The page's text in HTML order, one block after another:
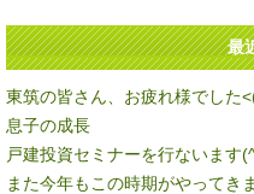
最
東筑の皆さん、お疲れ様でした
息子の成長
戸建投資セミナーを行ないます
また今年もこの時期がやってき